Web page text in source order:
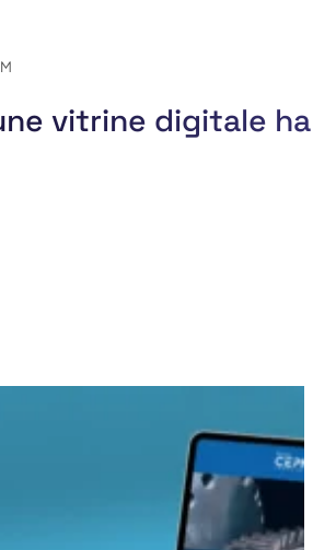
vitrine digitale